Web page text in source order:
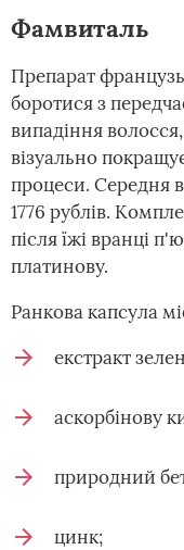
Фамвиталь
Препарат
боротися з
випадіння
візуально
процеси. Середня
1776 рублів.
після їжі вранці
платинову.
Ранкова капсула
екстракт
аскорбінову
природний
цинк;